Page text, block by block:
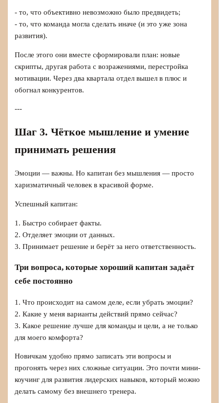
- то, что объективно невозможно было предвидеть;
- то, что команда могла сделать иначе (и это уже зона
развития).
После этого они вместе сформировали план: новые
скрипты, другая работа с возражениями, перестройка
мотивации. Через два квартала отдел вышел в плюс и
обогнал конкурентов.
---
Шаг 3. Чёткое мышление и умение
принимать решения
Эмоции — важны. Но капитан без мышления — просто
харизматичный человек в красивой форме.
Успешный капитан:
1. Быстро собирает факты.
2. Отделяет эмоции от данных.
3. Принимает решение и берёт за него ответственность.
Три вопроса, которые хороший капитан задаёт
себе постоянно
1. Что происходит на самом деле, если убрать эмоции?
2. Какие у меня варианты действий прямо сейчас?
3. Какое решение лучше для команды и цели, а не только
для моего комфорта?
Новичкам удобно прямо записать эти вопросы и
прогонять через них сложные ситуации. Это почти мини-
коучинг для развития лидерских навыков, который можно
делать самому без внешнего тренера.